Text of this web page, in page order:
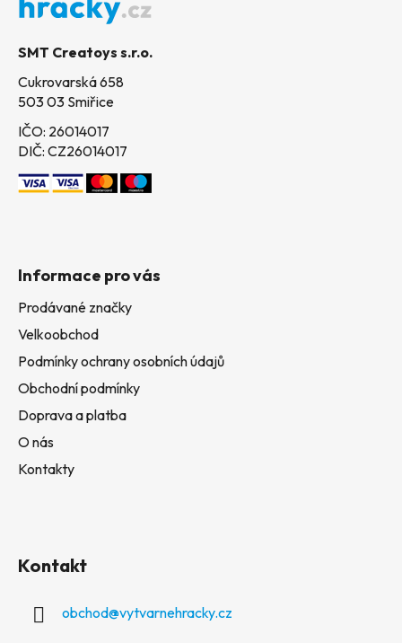
SMT Creatoys s.r.o.
Cukrovarská 658
503 03 Smiřice
IČO: 26014017
DIČ: CZ26014017
Informace pro vás
Prodávané značky
Velkoobchod
Podmínky ochrany osobních údajů
Obchodní podmínky
Doprava a platba
O nás
Kontakty
Kontakt
obchod@vytvarnehracky.cz